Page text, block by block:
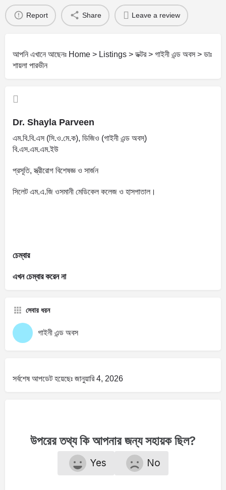
Report Share Leave a review
আপনি এখানে আছেনঃ Home > Listings > ডক্টর> গাইনী এন্ড অবস > ডাঃ
শায়লা পারভীন
Dr. Shayla Parveen
এম.বি.বি.এস (সি.ও.মে.ক), ডিজিও (গাইনী এন্ড অবস্)
বি.এস.এম.এম.ইউ
প্রসূতি, স্ত্রীরোগ বিশেষজ্ঞ ও সার্জন
সিলেট এম.এ.জি ওসমানী মেডিকেল কলেজ ও হাসপাতাল।
চেম্বার
এখন চেম্বার করেন না
সেবার ধরন
গাইনী এন্ড অবস
সর্বশেষ আপডেট হয়েছেঃ জানুয়ারি 4, 2026
উপরের তথ্য কি আপনার জন্য সহায়ক ছিল?
Yes No